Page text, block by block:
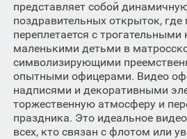
представляет собой
поздравительных открыток,
переплетается с
маленькими детьми в
символизирующими
опытными офицерами. Видео
надписями и декоративными
торжественную атмосферу и
праздника. Это идеальное
всех, кто связан с флотом или